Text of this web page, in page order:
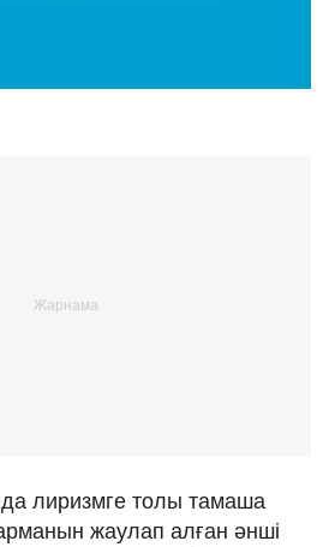
лиризмге толы тамаша
жаулап алған әнші